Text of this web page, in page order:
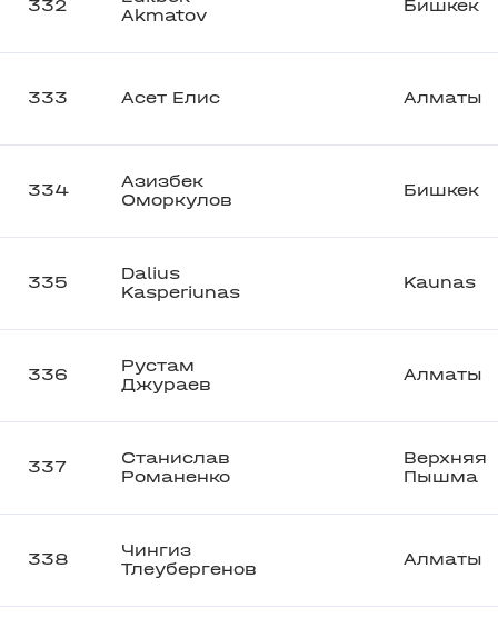
332
Akmatov
Бишкек
333 Асет Елис Алматы
334
Азизбек
Оморкулов
Бишкек
335
Dalius
Kasperiunas
Kaunas
336
Рустам
Джураев
Алматы
337
Станислав
Романенко
Верхняя
Пышма
338
Чингиз
Тлеубергенов
Алматы